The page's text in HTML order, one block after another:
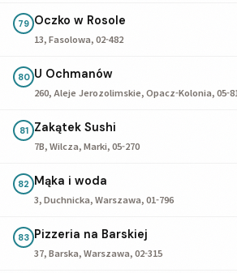
79 Oczko w Rosole
13, Fasolowa, 02-482
80 U Ochmanów
260, Aleje Jerozolimskie, Opacz-Kolonia, 05-
81 Zakątek Sushi
7B, Wilcza, Marki, 05-270
82 Mąka i woda
3, Duchnicka, Warszawa, 01-796
83 Pizzeria na Barskiej
37, Barska, Warszawa, 02-315